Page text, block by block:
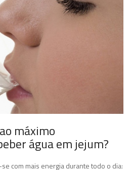
máximo
água em jejum?
com mais energia durante todo o dia: